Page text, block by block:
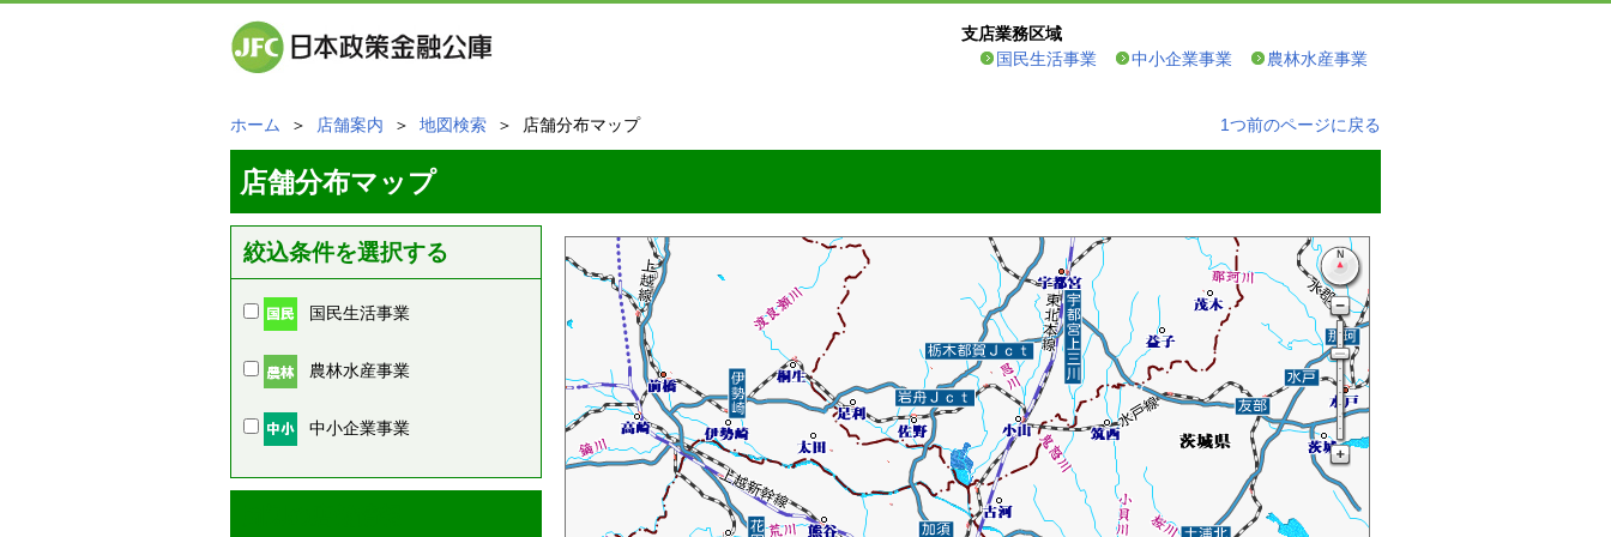
支店業務区域
国民生活事業
中小企業事業 農林水産事業
ホーム ＞ 店舗案内 ＞ 地図検索 ＞ 店舗分布マップ 1つ前のページに戻る
店舗分布マップ
絞込条件を選択する
国民生活事業
農林水産事業
中小企業事業